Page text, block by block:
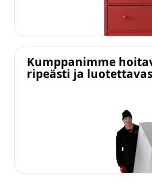
Kumppanimme
ripeästi ja